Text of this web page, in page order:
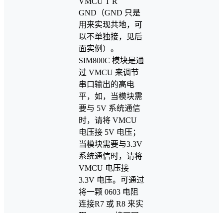
GND（GND 只是
用来实现共地，可
以不单独接，见后
面实例）。
SIM800C 模块是通
过 VMCU 来调节
串口输出的高电
平，如，当模块需
要与 5V 系统通信
时，请将 VMCU
电压接 5V 电压；
当模块需要与3.3V
系统通信时，请将
VMCU 电压接
3.3V 电压。可通过
将一颗 0603 电阻
连接R7 或 R8 来实